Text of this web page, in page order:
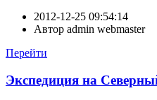
2012-12-25 09:54:14
Автор admin webmaster
Перейти
Экспедиция на